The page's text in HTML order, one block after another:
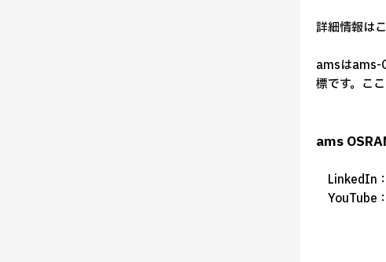
詳細情報は
amsはams-
標です。こ
ams
LinkedIn：
YouTube：